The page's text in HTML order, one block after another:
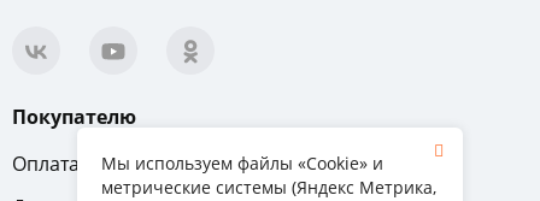
Покупателю
Оплата
Вопрос-ответ
Мы используем файлы «Cookie» и
метрические системы (Яндекс Метрика,